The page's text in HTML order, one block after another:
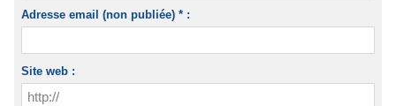
Adresse email (non publiée) * :
Site web :